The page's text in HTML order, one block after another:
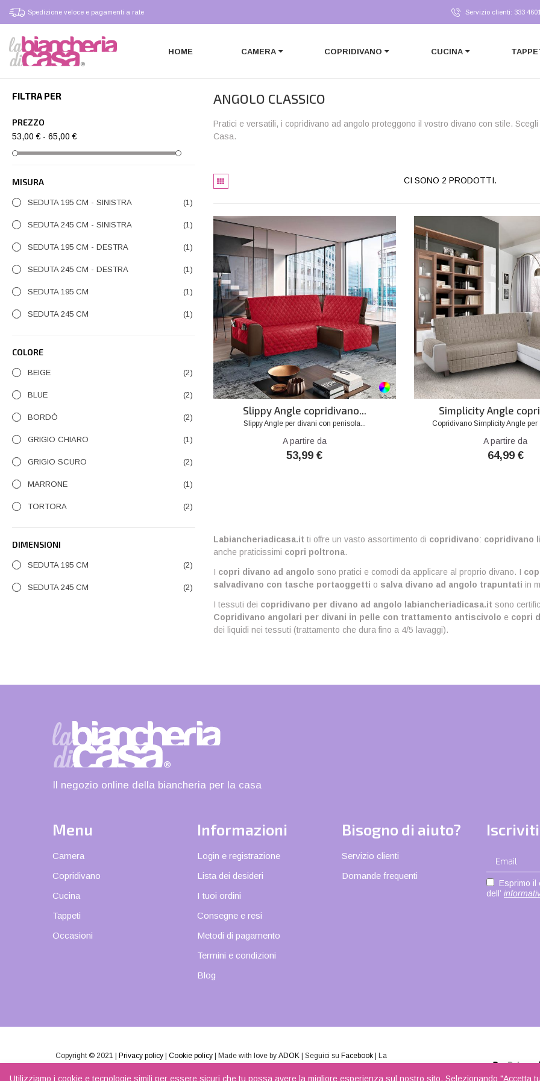
Spedizione veloce e pagamenti a rate Servizio clienti: 333
HOME CAMERA COPRIDIVANO CUCINA
FILTRA PER
PREZZO
53,00 € - 65,00 €
MISURA
SEDUTA 195 CM - SINISTRA (1)
SEDUTA 245 CM - SINISTRA (1)
SEDUTA 195 CM - DESTRA (1)
SEDUTA 245 CM - DESTRA (1)
SEDUTA 195 CM (1)
SEDUTA 245 CM (1)
COLORE
BEIGE (2)
BLUE (2)
BORDÒ (2)
GRIGIO CHIARO (1)
GRIGIO SCURO (2)
MARRONE (1)
TORTORA (2)
DIMENSIONI
SEDUTA 195 CM (2)
SEDUTA 245 CM (2)
ANGOLO CLASSICO
Pratici e versatili, i copridivano ad angolo proteggono il vostro divano con stile.
Casa.
CI SONO 2 PRODOTTI.
Slippy Angle copridivano...
Slippy Angle per divani con penisola...
A partire da
53,99 €
Simplicity Angle
Copridivano Simplicity Angle per
A partire da
64,99 €
Labiancheriadicasa.it ti offre un vasto assortimento di copridivano: copridivano
anche praticissimi copri poltrona.
I copri divano ad angolo sono pratici e comodi da applicare al proprio divano. I
salvadivano con tasche portaoggetti o salva divano ad angolo trapuntati in
I tessuti dei copridivano per divano ad angolo labiancheriadicasa.it sono
Copridivano angolari per divani in pelle con trattamento antiscivolo e copri
dei liquidi nei tessuti (trattamento che dura fino a 4/5 lavaggi).
Il negozio online della biancheria per la casa
Menu
Camera
Copridivano
Cucina
Tappeti
Occasioni
Informazioni
Login e registrazione
Lista dei desideri
I tuoi ordini
Consegne e resi
Metodi di pagamento
Termini e condizioni
Blog
Bisogno di aiuto?
Servizio clienti
Domande frequenti
Esprimo il
dell’
Utilizziamo i cookie e tecnologie simili per essere sicuri che tu possa avere la migliore esperienza sul nostro sito. Selezionando "Accetta
Copyright © 2021 | Privacy policy | Cookie policy | Made with love by ADOK | Seguici su Facebook | La
biancheria di casa - P.IVA 04108350168